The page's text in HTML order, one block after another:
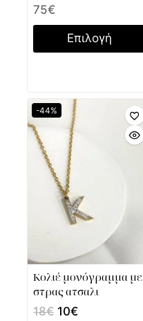
75€
Επιλογή
-44%
Κολιέ μονόγραμμα με
στρας ατσαλι
18€ 10€